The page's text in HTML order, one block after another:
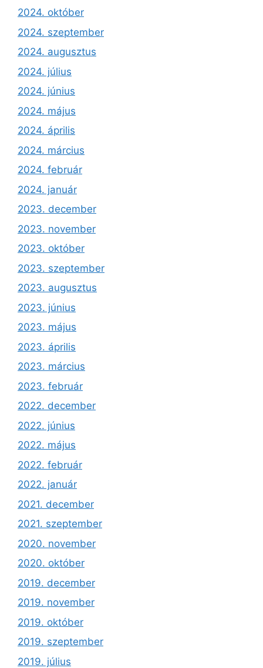
2024. október
2024. szeptember
2024. augusztus
2024. július
2024. június
2024. május
2024. április
2024. március
2024. február
2024. január
2023. december
2023. november
2023. október
2023. szeptember
2023. augusztus
2023. június
2023. május
2023. április
2023. március
2023. február
2022. december
2022. június
2022. május
2022. február
2022. január
2021. december
2021. szeptember
2020. november
2020. október
2019. december
2019. november
2019. október
2019. szeptember
2019. július